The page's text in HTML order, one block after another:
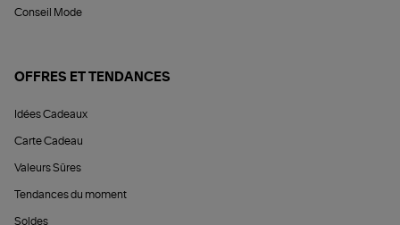
Conseil Mode
OFFRES ET TENDANCES
Idées Cadeaux
Carte Cadeau
Valeurs Sûres
Tendances du moment
Soldes